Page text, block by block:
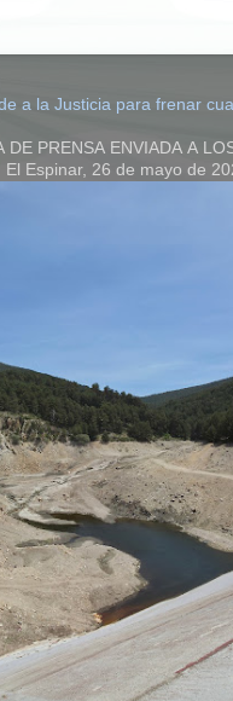
a la Justicia para frenar
DE PRENSA ENVIADA A
Espinar, 26 de mayo de